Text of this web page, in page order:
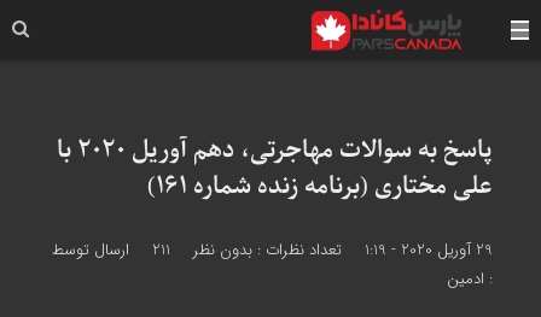
پاسخ به سوالات مهاجرتی، دهم آوریل 2020 با
علی مختاری (برنامه زنده شماره 161)
29 آوریل 2020 - 1:19 تعداد نظرات : بدون نظر
ارسال توسط
: ادمین